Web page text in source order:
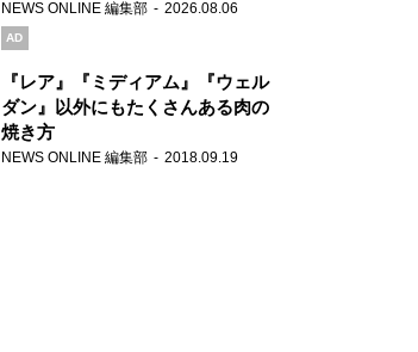
ブランドを強化
NEWS ONLINE 編集部 2026.08.06
『レア』『ミディアム』『ウェル
ダン』以外にもたくさんある肉の
焼き方
NEWS ONLINE 編集部 2018.09.19